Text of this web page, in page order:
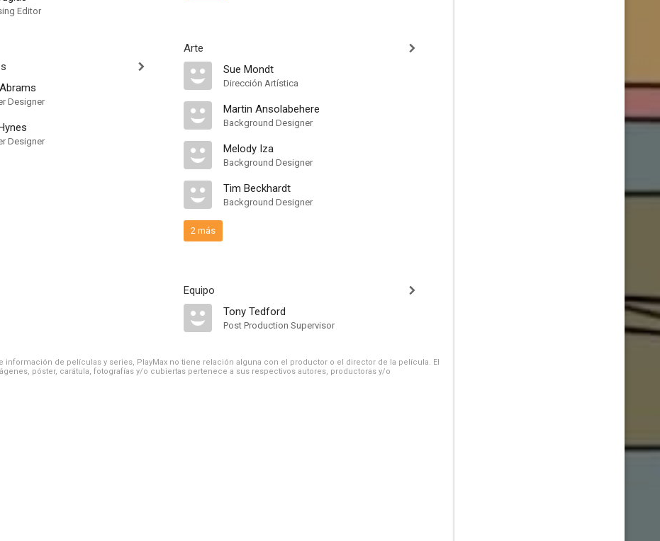
Editor
Designer
Designer
Arte
Sue Mondt
Dirección Artística
Martin Ansolabehere
Background Designer
Melody Iza
Background Designer
Tim Beckhardt
Background Designer
2 más
Equipo
Tony Tedford
Post Production Supervisor
información de películas y series, PlayMax no tiene relación alguna con el productor o el director de la película. El
póster, carátula, fotografías y/o cubiertas pertenece a sus respectivos autores, productoras y/o